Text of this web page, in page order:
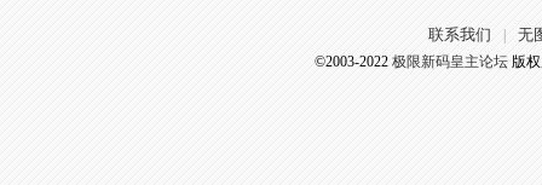
联系我们 无
©2003-2022 极限新码皇主论坛版权